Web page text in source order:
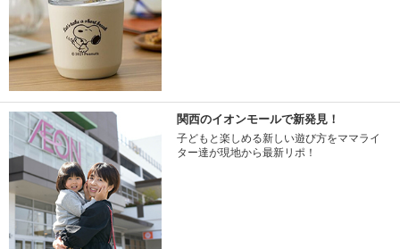
関西のイオンモールで新発見！
子どもと楽しめる新しい遊び方をママライ
ター達が現地から最新リポ！